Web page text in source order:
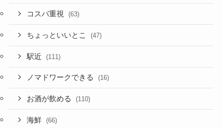
コスパ重視 (63)
ちょっといいとこ (47)
駅近 (111)
ノマドワークできる (16)
お酒が飲める (110)
海鮮 (66)